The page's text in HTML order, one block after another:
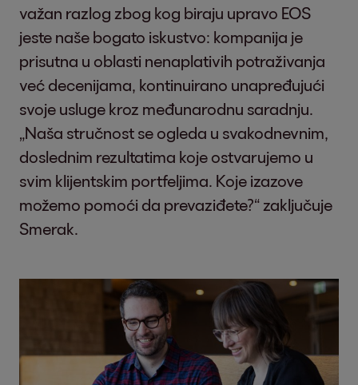
važan razlog zbog kog biraju upravo EOS
jeste naše bogato iskustvo: kompanija je
prisutna u oblasti nenaplativih potraživanja
već decenijama, kontinuirano unapređujući
svoje usluge kroz međunarodnu saradnju.
„Naša stručnost se ogleda u svakodnevnim,
doslednim rezultatima koje ostvarujemo u
svim klijentskim portfeljima. Koje izazove
možemo pomoći da prevaziđete?“ zaključuje
Smerak.